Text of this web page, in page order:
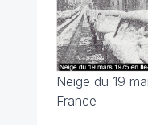
Neige du 19
France